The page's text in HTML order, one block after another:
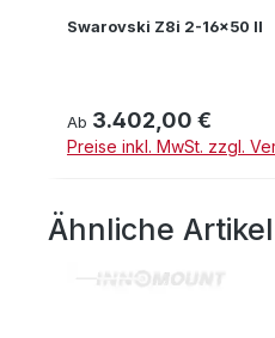
Swarovski Z8i 2-16x50 II
Regulärer Preis:
Ab 3.402,00 €
Preise inkl. MwSt. zzgl.
Produktgalerie überspringen
Ähnliche Artikel